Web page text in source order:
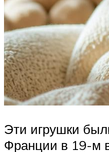
Эти игрушки
Франции в 19-м